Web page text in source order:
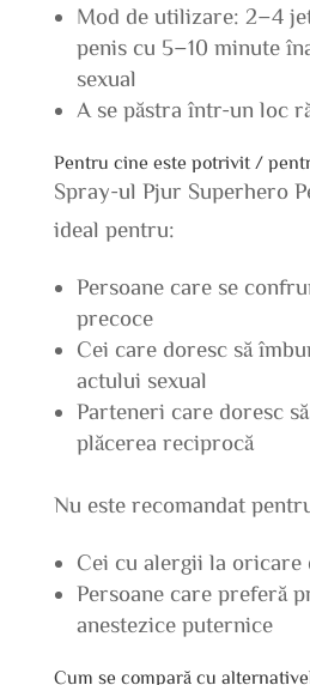
Mod de utilizare: 2–4
penis cu 5–10 minute
sexual
A se păstra într-un loc
Pentru cine este potrivit /
Spray-ul Pjur Superhero
ideal pentru:
Persoane care se
precoce
Cei care doresc să
actului sexual
Parteneri care doresc
plăcerea reciprocă
Nu este recomandat
Cei cu alergii la oricare
Persoane care preferă
anestezice puternice
Cum se compară cu